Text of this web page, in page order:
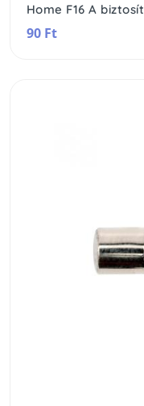
Home F16 A
90 Ft